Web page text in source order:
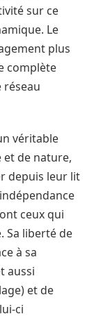
sur ce
Le
plus
complète
réseau
véritable
et de nature,
depuis leur lit
ceux qui
Sa liberté de
à sa
aussi
et de
ci